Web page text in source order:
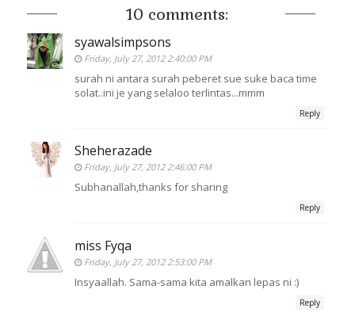
10 comments:
syawalsimpsons
Friday, July 27, 2012 2:40:00 PM
surah ni antara surah peberet sue suke baca time
solat..ini je yang selaloo terlintas...mmm
Reply
Sheherazade
Friday, July 27, 2012 2:46:00 PM
Subhanallah,thanks for sharing
Reply
miss Fyqa
Friday, July 27, 2012 2:53:00 PM
Insyaallah. Sama-sama kita amalkan lepas ni :)
Reply